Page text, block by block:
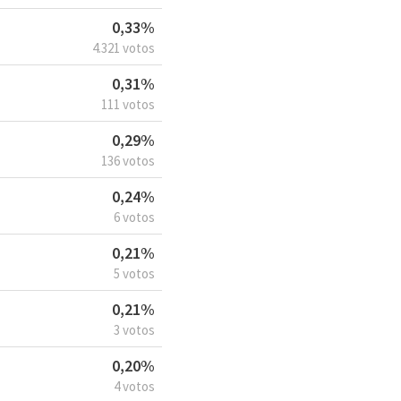
0,33%
4.321 votos
0,31%
111 votos
0,29%
136 votos
0,24%
6 votos
0,21%
5 votos
0,21%
3 votos
0,20%
4 votos